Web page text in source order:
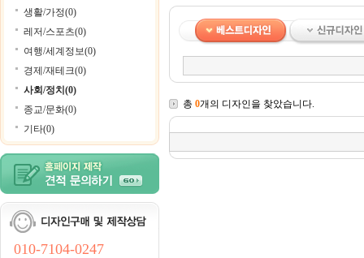
생활/가정(0)
레저/스포츠(0)
여행/세계정보(0)
경제/재테크(0)
사회/정치(0)
종교/문화(0)
기타(0)
010-7104-0247
총 0개의 디자인을 찾았습니다.